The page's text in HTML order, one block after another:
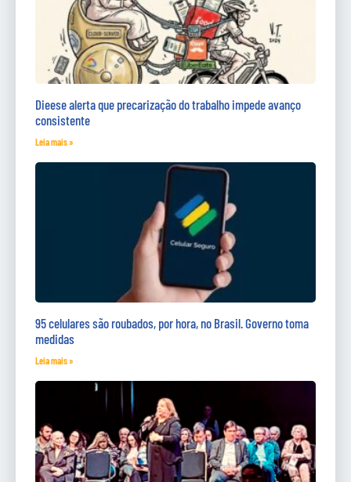
Dieese alerta que precarização do trabalho impede avanço
consistente
Leia mais »
95 celulares são roubados, por hora, no Brasil. Governo toma
medidas
Leia mais »